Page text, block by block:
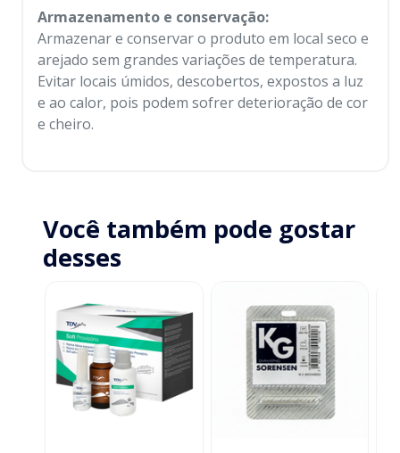
Armazenamento e conservação:
Armazenar e conservar o produto em local seco e
arejado sem grandes variações de temperatura.
Evitar locais úmidos, descobertos, expostos a luz
e ao calor, pois podem sofrer deterioração de cor
e cheiro.
Você também pode gostar
desses